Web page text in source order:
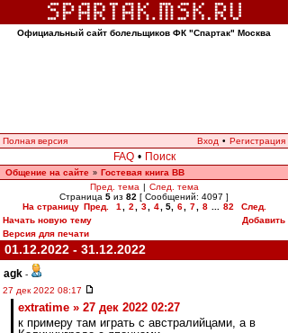
Официальный сайт болельщиков ФК "Спартак" Москва
Полная версия Вход • Регистрация
FAQ • Поиск
Общение на сайте » Гостевая книга ВВ
Пред. тема | След. тема
Страница 5 из 82 [ Сообщений: 4097 ]
На страницу Пред. 1 2 3 4 5, 6 7 8 82
След.
Начать новую тему
Добавить
Версия для печати
01.12.2022 - 31.12.2022
agk -
27 дек 2022 08:17
extratime » 27 дек 2022 02:27
к примеру там играть с австралийцами, а в